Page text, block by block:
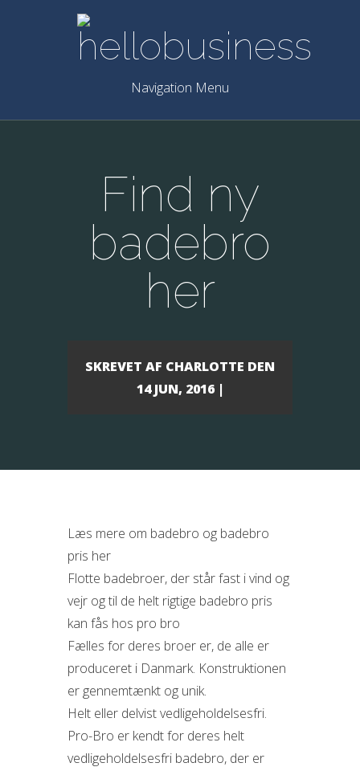
Navigation Menu
Find ny
badebro
her
SKREVET AF CHARLOTTE DEN
14 JUN, 2016 |
Læs mere om badebro og badebro
pris her
Flotte badebroer, der står fast i vind og
vejr og til de helt rigtige badebro pris
kan fås hos pro bro
Fælles for deres broer er, de alle er
produceret i Danmark. Konstruktionen
er gennemtænkt og unik.
Helt eller delvist vedligeholdelsesfri.
Pro-Bro er kendt for deres helt
vedligeholdelsesfri badebro, der er